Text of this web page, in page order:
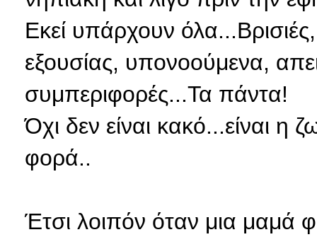
Εκεί υπάρχουν
εξουσίας, υπονοούμενα,
συμπεριφορές...Τα πάντα!
Όχι δεν είναι κακό...είναι η
φορά..
Έτσι λοιπόν όταν μια μαμά